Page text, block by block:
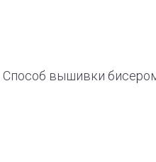
Способ вышивки